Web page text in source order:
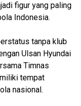
figur yang paling
Indonesia.
tanpa klub
Ulsan Hyundai
Timnas
tempat
nasional.